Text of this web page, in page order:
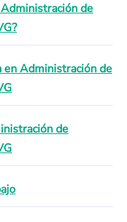
de
en Administración de
de